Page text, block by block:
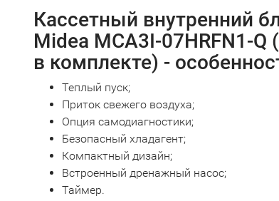
Кассетный внутренний
Midea MCA3I-07HRFN1-Q
в комплекте) -
Теплый пуск;
Приток свежего воздуха;
Опция самодиагностики;
Безопасный хладагент;
Компактный дизайн;
Встроенный дренажный насос;
Таймер.